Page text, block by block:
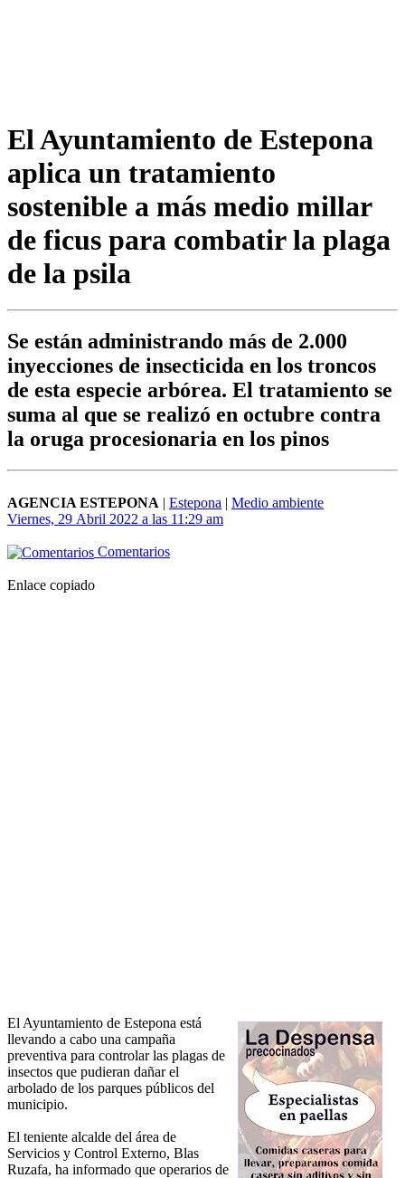
El Ayuntamiento de Estepona
aplica un tratamiento
sostenible a más medio millar
de ficus para combatir la plaga
de la psila
Se están administrando más de 2.000
inyecciones de insecticida en los troncos
de esta especie arbórea. El tratamiento se
suma al que se realizó en octubre contra
la oruga procesionaria en los pinos
AGENCIA ESTEPONA | Estepona | Medio ambiente
Viernes, 29 Abril 2022 a las 11:29 am
Comentarios
Enlace copiado
El Ayuntamiento de Estepona está
llevando a cabo una campaña
preventiva para controlar las plagas de
insectos que pudieran dañar el
arbolado de los parques públicos del
municipio.
El teniente alcalde del área de
Servicios y Control Externo, Blas
Ruzafa, ha informado que operarios de